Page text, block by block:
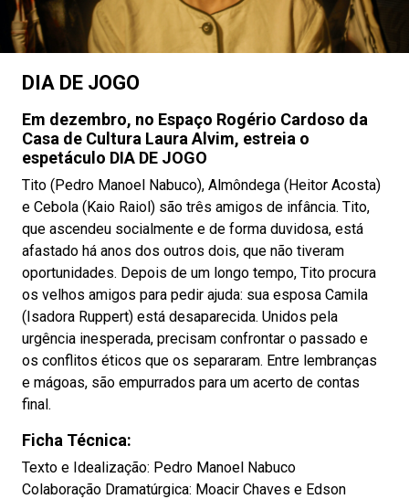
DIA DE JOGO
Em dezembro, no Espaço Rogério Cardoso da
Casa de Cultura Laura Alvim, estreia o
espetáculo DIA DE JOGO
Tito (Pedro Manoel Nabuco), Almôndega (Heitor Acosta)
e Cebola (Kaio Raiol) são três amigos de infância. Tito,
que ascendeu socialmente e de forma duvidosa, está
afastado há anos dos outros dois, que não tiveram
oportunidades. Depois de um longo tempo, Tito procura
os velhos amigos para pedir ajuda: sua esposa Camila
(Isadora Ruppert) está desaparecida. Unidos pela
urgência inesperada, precisam confrontar o passado e
os conflitos éticos que os separaram. Entre lembranças
e mágoas, são empurrados para um acerto de contas
final.
Ficha Técnica:
Texto e Idealização: Pedro Manoel Nabuco
Colaboração Dramatúrgica: Moacir Chaves e Edson